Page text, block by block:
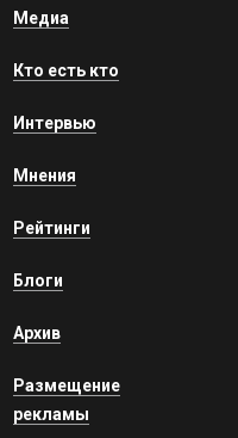
Медиа
Кто есть кто
Интервью
Мнения
Рейтинги
Блоги
Архив
Размещение
рекламы